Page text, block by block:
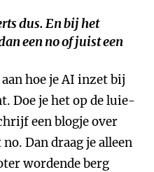
dus. En bij het
een no of juist een
hoe je AI inzet bij
Doe je het op de luie-
een blogje over
Dan draag je alleen
wordende berg